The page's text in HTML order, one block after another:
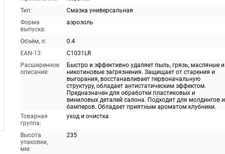
Тип:
Смазка универсальная
Форма
выпуска:
аэрозоль
Объём, л:
0.4
EAN-13:
C1031LR
Расширенное
описание:
Быстро и эффективно удаляет пыль, грязь, масляные и
никотиновые загрязнения. Защищает от старения и
выгорания, восстанавливает первоначальную
структуру, обладает антистатическим эффектом.
Предназначен для обработки пластиковых и
виниловых деталей салона. Подходит для молдингов и
бамперов. Обладает приятным ароматом клубники.
Товарная
группа:
уход и очистка
Высота
упаковки,
мм:
235